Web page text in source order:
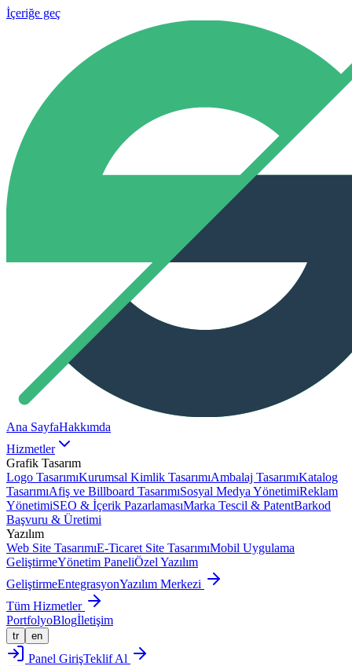
İçeriğe geç
Ana SayfaHakkımda
Hizmetler
Grafik Tasarım
Logo TasarımıKurumsal Kimlik TasarımıAmbalaj TasarımıKatalog
TasarımıAfiş ve Billboard TasarımıSosyal Medya YönetimiReklam
YönetimiSEO & İçerik PazarlamasıMarka Tescil & PatentBarkod
Başvuru & Üretimi
Yazılım
Web Site TasarımıE-Ticaret Site TasarımıMobil Uygulama
GeliştirmeYönetim PaneliÖzel Yazılım
GeliştirmeEntegrasyonYazılım Merkezi
Tüm Hizmetler
PortfolyoBlogİletişim
tr en
Panel GirişTeklif Al